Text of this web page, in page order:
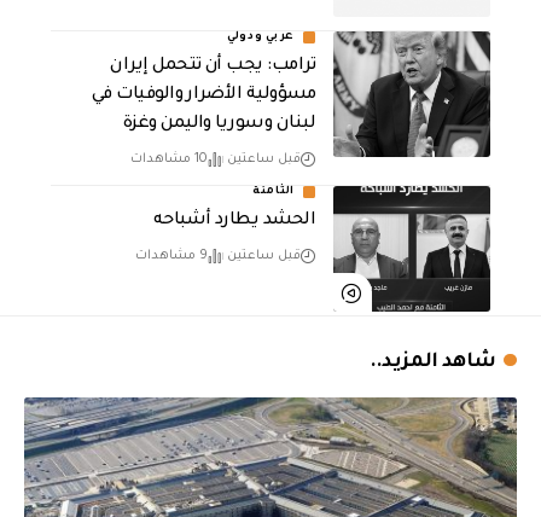
عربي ودولي
ترامب: يجب أن تتحمل إيران
مسؤولية الأضرار والوفيات في
لبنان وسوريا واليمن وغزة
قبل ساعتين 10 مشاهدات
الثامنة
الحشد يطارد أشباحه
قبل ساعتين 9 مشاهدات
شاهد المزيد..